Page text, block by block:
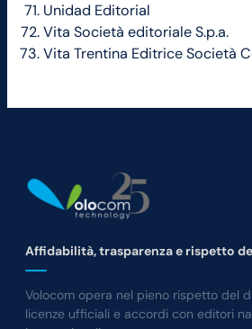
Unidad Editorial
Vita Società editoriale S.p.a.
Vita Trentina Editrice Società
Affidabilità, trasparenza e rispetto
Volocom opera nel pieno rispetto del
licenze ufficiali e accordi con editori